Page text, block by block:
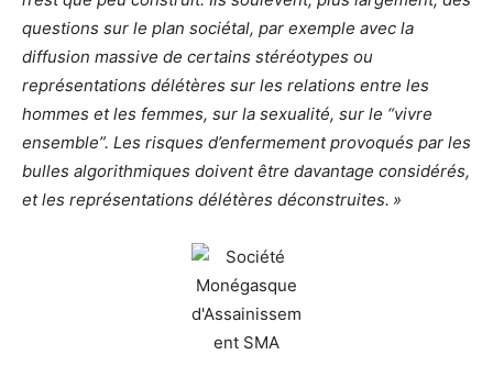
questions sur le plan sociétal, par exemple avec la
diffusion massive de certains stéréotypes ou
représentations délétères sur les relations entre les
hommes et les femmes, sur la sexualité, sur le “vivre
ensemble”. Les risques d’enfermement provoqués par les
bulles algorithmiques doivent être davantage considérés,
et les représentations délétères déconstruites. »